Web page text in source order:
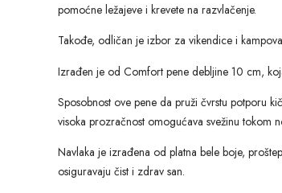
pomoćne ležajeve i krevete na razvlačenje.
Takođe, odličan je izbor za vikendice i
Izrađen je od Comfort pene debljine 10 cm,
Sposobnost ove pene da pruži čvrstu potporu
visoka prozračnost omogućava svežinu tokom
Navlaka je izrađena od platna bele boje,
osiguravaju čist i zdrav san.